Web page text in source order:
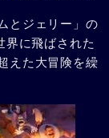
とジェリー」の
界に飛ばされた
えた大冒険を繰